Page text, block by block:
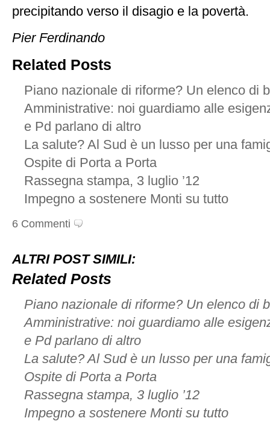
precipitando verso il disagio e la povertà.
Pier Ferdinando
Related Posts
Piano nazionale di riforme? Un elenco di
Amministrative: noi guardiamo alle
e Pd parlano di altro
La salute? Al Sud è un lusso per una
Ospite di Porta a Porta
Rassegna stampa, 3 luglio ’12
Impegno a sostenere Monti su tutto
6 Commenti
ALTRI POST SIMILI:
Related Posts
Piano nazionale di riforme? Un elenco di
Amministrative: noi guardiamo alle
e Pd parlano di altro
La salute? Al Sud è un lusso per una
Ospite di Porta a Porta
Rassegna stampa, 3 luglio ’12
Impegno a sostenere Monti su tutto